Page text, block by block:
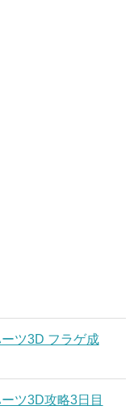
ツ3D フラゲ成
ツ3D攻略3日目